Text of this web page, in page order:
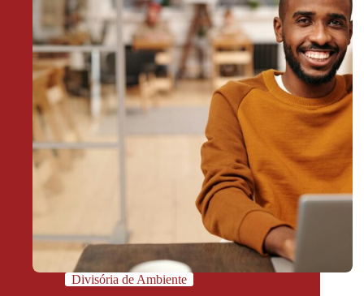
Divisória de Ambiente